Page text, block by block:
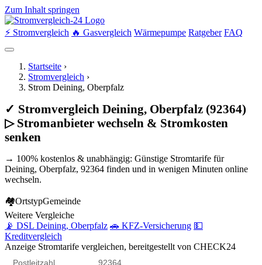
Zum Inhalt springen
⚡ Stromvergleich 🔥 Gasvergleich Wärmepumpe Ratgeber FAQ
Startseite ›
Stromvergleich ›
Strom Deining, Oberpfalz
✓ Stromvergleich Deining, Oberpfalz (92364)
▷ Stromanbieter wechseln & Stromkosten
senken
→ 100% kostenlos & unabhängig: Günstige Stromtarife für
Deining, Oberpfalz, 92364 finden und in wenigen Minuten online
wechseln.
🏘OrtstypGemeinde
Weitere Vergleiche
📡 DSL Deining, Oberpfalz 🚗 KFZ-Versicherung 💵
Kreditvergleich
Anzeige Stromtarife vergleichen, bereitgestellt von CHECK24